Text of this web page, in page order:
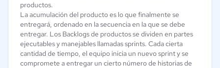
productos.
La acumulación del producto es lo que finalmente se
entregará, ordenado en la secuencia en la que se debe
entregar. Los Backlogs de productos se dividen en partes
ejecutables y manejables llamadas sprints. Cada cierta
cantidad de tiempo, el equipo inicia un nuevo sprint y se
compromete a entregar un cierto número de historias de